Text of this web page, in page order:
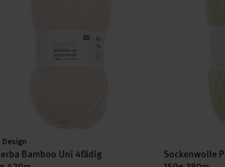
Design
Bamboo Uni 4fädig
Sockenwolle